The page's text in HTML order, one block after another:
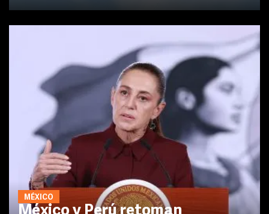
MÉXICO